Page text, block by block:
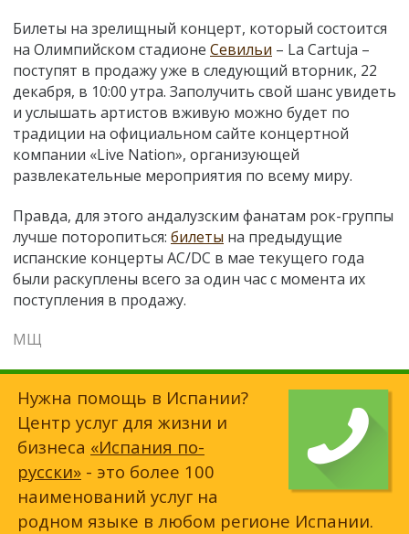
Билеты на зрелищный концерт, который состоится
на Олимпийском стадионе Севильи – La Cartuja –
поступят в продажу уже в следующий вторник, 22
декабря, в 10:00 утра. Заполучить свой шанс увидеть
и услышать артистов вживую можно будет по
традиции на официальном сайте концертной
компании «Live Nation», организующей
развлекательные мероприятия по всему миру.
Правда, для этого андалузским фанатам рок-группы
лучше поторопиться: билеты на предыдущие
испанские концерты AC/DC в мае текущего года
были раскуплены всего за один час с момента их
поступления в продажу.
МЩ
Нужна помощь в Испании?
Центр услуг для жизни и
бизнеса «Испания по-
русски» - это более 100
наименований услуг на
родном языке в любом регионе Испании.